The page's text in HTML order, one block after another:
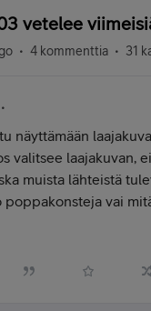
vetelee
4 kommenttia 31
näyttämään
valitsee laajakuvan,
muista lähteistä
poppakonsteja vai